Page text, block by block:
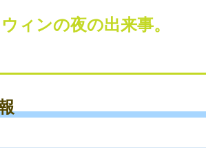
ィンの夜の出来事。